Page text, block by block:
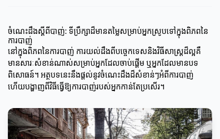
ចំណេះដឹងស្តីពីបាញ់: ទីប្រឹក្សាដ៏មានតម្លៃសម្រាប់អ្នកស្រូបទៅក្នុងពិភពនៃ
ការបាញ់
នៅក្នុងពិភពនៃការបាញ់ ការយល់ដឹងពីបច្ចេកទេសនិងវិធីសាស្ត្រដ៏ល្អគឺ
មានសារៈសំខាន់ណាស់សម្រាប់អ្នកដែលចាប់ផ្តើម ឬអ្នកដែលមានបទ
ពិសោធន៍។ អត្ថបទនេះនឹងផ្តល់នូវចំណេះដឹងដ៏សំខាន់ៗអំពីការបាញ់
ហើយបង្ហាញពីវិធីធ្វើឱ្យការបាញ់របស់អ្នកកាន់តែប្រសើរ។